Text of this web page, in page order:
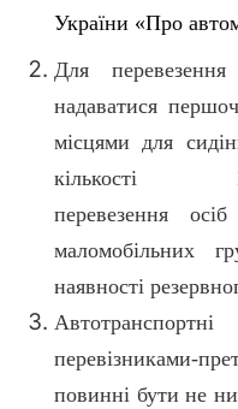
України «Про
Для
надаватися
місцями для
кількості 1
перевезення
маломобільних
наявності
перевізниками-
повинні бути не